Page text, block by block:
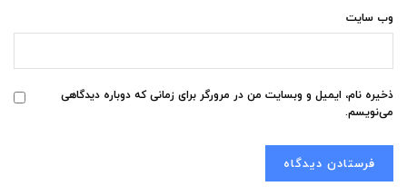
وب‌ سایت
ذخیره نام، ایمیل و وبسایت من در مرورگر برای زمانی که دوباره دیدگاهی
می‌نویسم.